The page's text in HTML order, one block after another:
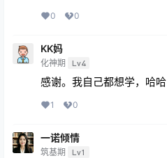
0 0
KK妈
化神期 Lv4
感谢。我自己都想学，哈哈
1 0
一诺倾情
筑基期 Lv1